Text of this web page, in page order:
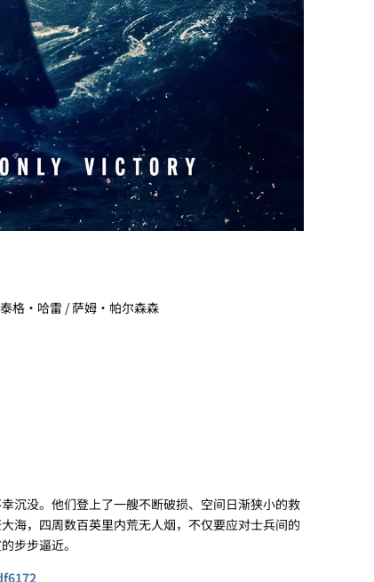
格·哈雷 / 萨姆·帕尔森森
没。他们登上了一艘不断破损、空间日渐狭小的救
海，四周数百英里内荒无人烟，不仅要应对士兵间的
步步逼近。